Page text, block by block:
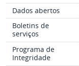
Dados abertos
Boletins de
serviços
Programa de
Integridade